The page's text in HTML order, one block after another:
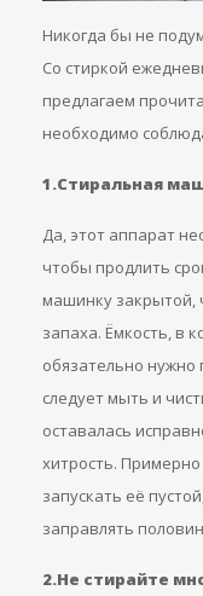
Никогда бы не
Со стиркой
предлагаем
необходимо
1.Стиральная
Да, этот аппарат
чтобы продлить
машинку закрытой,
запаха. Ёмкость, в
обязательно
следует мыть и
оставалась
хитрость.
запускать её
заправлять
2.Не стирайте